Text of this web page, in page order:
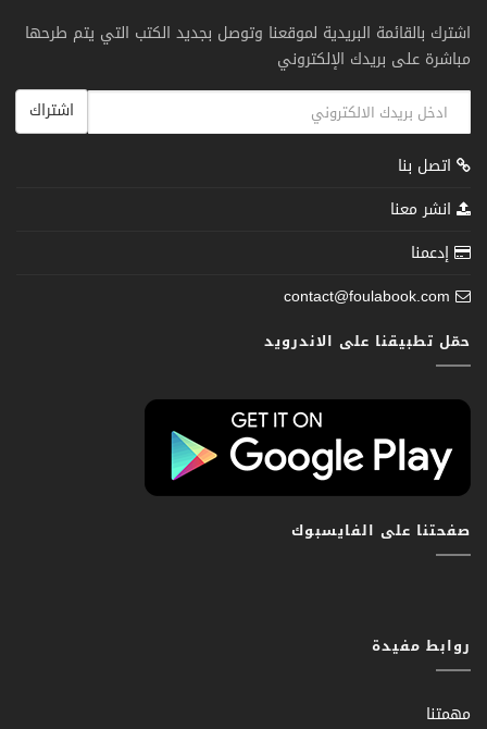
اشترك بالقائمة البريدية لموقعنا وتوصل بجديد الكتب التي يتم طرحها
مباشرة على بريدك الإلكتروني
اشتراك
اتصل بنا
انشر معنا
إدعمنا
contact@foulabook.com
حمّل تطبيقنا على الاندرويد
صفحتنا على الفايسبوك
روابط مفيدة
مهمتنا